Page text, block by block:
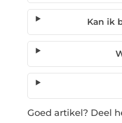
Kan ik
Goed artikel? Deel